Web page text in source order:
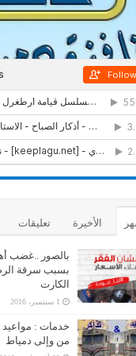
الأخيرة تعليقات
بالصور ..غضب
بسبب سرقة
الكارت
1 سبتمبر، 2016
خدمات : مواعيد
من وإلى دمياط